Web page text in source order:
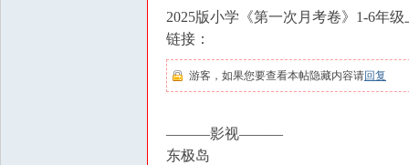
2025版小学《第一次月考卷》1-6年
链接：
游客，如果您要查看本帖隐藏内容请回复
———影视———
东极岛